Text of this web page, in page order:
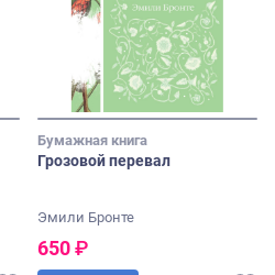
Бумажная книга
Грозовой перевал
Эмили Бронте
650₽